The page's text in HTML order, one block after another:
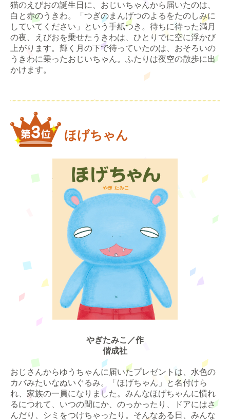
猫のえびおの誕生日に、おじいちゃんから届いたのは、
白と赤のうきわ。「つぎのまんげつのよるをたのしみに
していてください」という手紙つき。待ちに待った満月
の夜、えびおを乗せたうきわは、ひとりでに空に浮かび
上がります。輝く月の下で待っていたのは、おそろいの
うきわに乗ったおじいちゃん。ふたりは夜空の散歩に出
かけます。
ほげちゃん
やぎたみこ／作
偕成社
おじさんからゆうちゃんに届いたプレゼントは、水色の
カバみたいなぬいぐるみ。「ほげちゃん」と名付けら
れ、家族の一員になりました。みんなほげちゃんに慣れ
るにつれて、いつの間にか、のっかったり、ドアにはさ
んだり、シミをつけちゃったり。そんなある日、みんな